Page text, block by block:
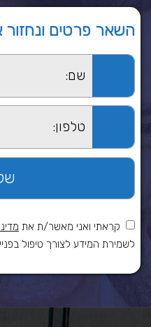
השאר פרטים
קראתי ואני מאשר/ת את
לשמירת המידע לצורך טיפול